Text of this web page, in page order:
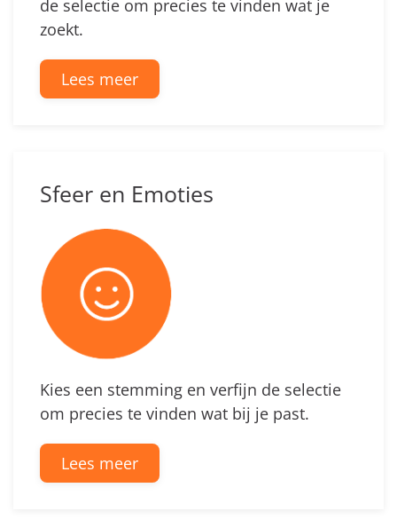
de selectie om precies te vinden wat je
zoekt.
Lees meer
Sfeer en Emoties
Kies een stemming en verfijn de selectie
om precies te vinden wat bij je past.
Lees meer